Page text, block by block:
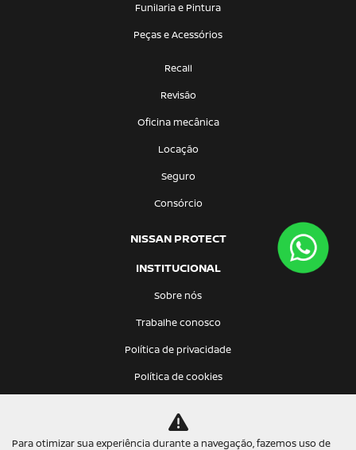
Funilaria e Pintura
Peças e Acessórios
Recall
Revisão
Oficina mecânica
Locação
Seguro
Consórcio
NISSAN PROTECT
INSTITUCIONAL
Sobre nós
Trabalhe conosco
Política de privacidade
Política de cookies
CONTATO
Para otimizar sua experiência durante a navegação, fazemos uso de